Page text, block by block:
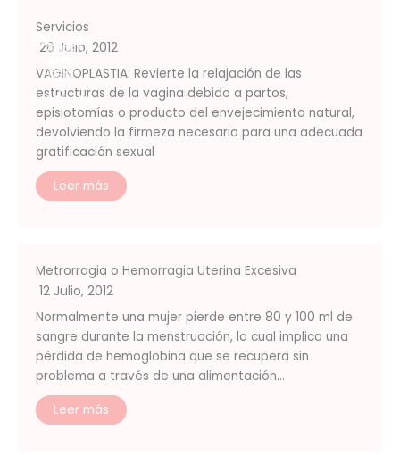
contenido
Servicios
26 Julio, 2012
VAGINOPLASTIA: Revierte la relajación de las
estructuras de la vagina debido a partos,
episiotomías o producto del envejecimiento natural,
devolviendo la firmeza necesaria para una adecuada
gratificación sexual
Leer más
Metrorragia o Hemorragia Uterina Excesiva
12 Julio, 2012
Normalmente una mujer pierde entre 80 y 100 ml de
sangre durante la menstruación, lo cual implica una
pérdida de hemoglobina que se recupera sin
problema a través de una alimentación…
Leer más